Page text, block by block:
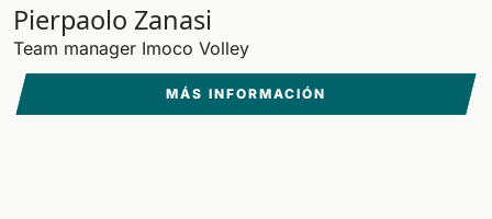
Pierpaolo Zanasi
Team manager Imoco Volley
MÁS INFORMACIÓN